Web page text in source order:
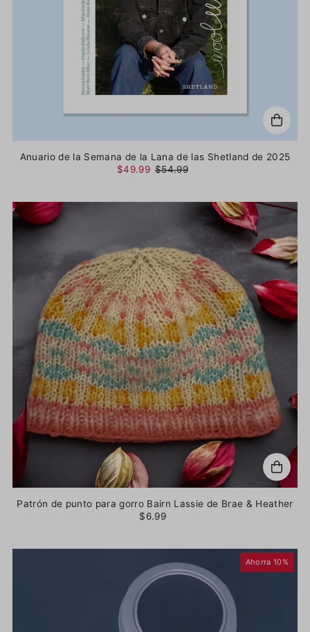
Anuario de la Semana de la Lana de las Shetland de 2025
$49.99 $54.99
Patrón de punto para gorro Bairn Lassie de Brae & Heather
$6.99
Ahorra 10%